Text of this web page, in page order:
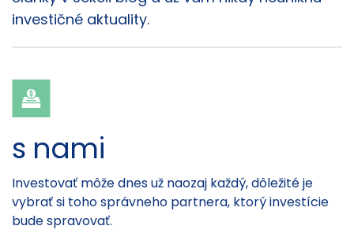
investičné aktuality.
s nami
Investovať môže dnes už naozaj každý, dôležité je
vybrať si toho správneho partnera, ktorý investície
bude spravovať.